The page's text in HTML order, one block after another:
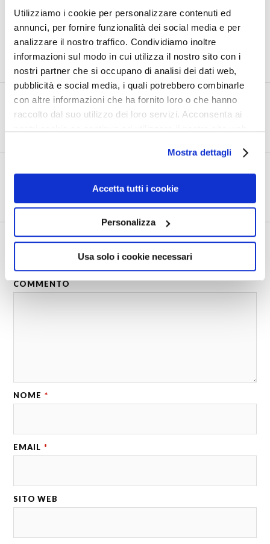
Utilizziamo i cookie per personalizzare contenuti ed
annunci, per fornire funzionalità dei social media e per
analizzare il nostro traffico. Condividiamo inoltre
informazioni sul modo in cui utilizza il nostro sito con i
nostri partner che si occupano di analisi dei dati web,
pubblicità e social media, i quali potrebbero combinarle
con altre informazioni che ha fornito loro o che hanno
raccolto dal suo utilizzo dei loro servizi. Acconsenta ai
Mostra dettagli
Accetta tutti i cookie
Personalizza
Usa solo i cookie necessari
0
Shares
PRECEDENTE
OH, COME SONO SICURI, TESTATI E
CONTROLLATI, I MIRABILI VAXXINI!
SUCCESSIVO
L’ILLUMINATO PARERE DELL’ALTA GERARCHIA
ECCLESIASTICA SU MARIA VALTORTA
Lascia un commento
COMMENTO
NOME *
EMAIL *
SITO WEB